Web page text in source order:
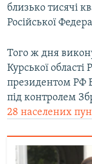
близько тисячі
Російської
Того ж дня
Курської області
президентом РФ
під контролем
28 населених